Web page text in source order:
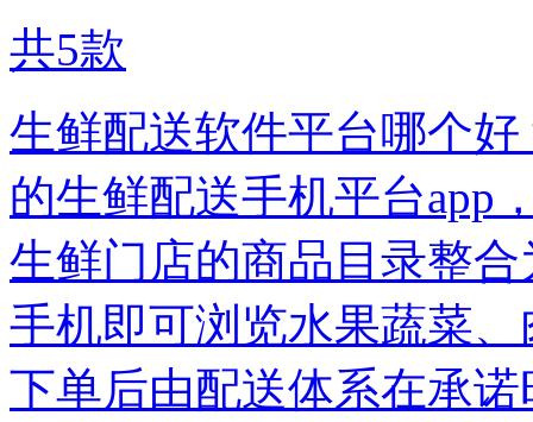
共5款
生鲜配送软件平台哪个
的生鲜配送手机平台app
生鲜门店的商品目录整
手机即可浏览水果蔬菜
下单后由配送体系在承